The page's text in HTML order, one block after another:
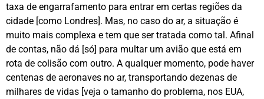
taxa de engarrafamento para entrar em certas regiões da
cidade [como Londres]. Mas, no caso do ar, a situação é
muito mais complexa e tem que ser tratada como tal. Afinal
de contas, não dá [só] para multar um avião que está em
rota de colisão com outro. A qualquer momento, pode haver
centenas de aeronaves no ar, transportando dezenas de
milhares de vidas [veja o tamanho do problema, nos EUA,